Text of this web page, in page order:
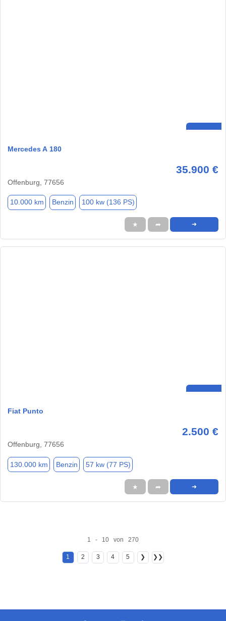
Mercedes A 180
35.900 €
Offenburg, 77656
10.000 km Benzin 100 kw (136 PS)
★ ➦ ➜
Fiat Punto
2.500 €
Offenburg, 77656
130.000 km Benzin 57 kw (77 PS)
★ ➦ ➜
1 - 10 von 270
1 2 3 4 5 ❯ ❯❯